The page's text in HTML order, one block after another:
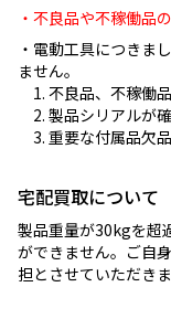
・電動工具につきま
ません。
1. 不良品、不稼働品
2. 製品シリアルが
3. 重要な付属品欠
宅配買取について
製品重量が30kgを超
ができません。ご自
担とさせていただきま